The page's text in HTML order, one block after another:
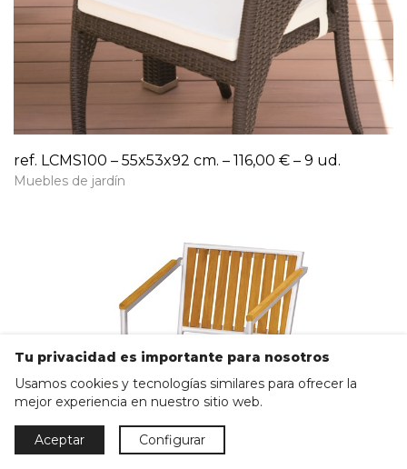
ref. LCMS100 – 55x53x92 cm. – 116,00 € – 9 ud.
Muebles de jardín
Tu privacidad es importante para nosotros
Usamos cookies y tecnologías similares para ofrecer la
mejor experiencia en nuestro sitio web.
Aceptar Configurar